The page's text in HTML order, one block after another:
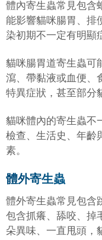
體內寄生蟲常見包含
能影響貓咪腸胃、排
染初期不一定有明顯
貓咪腸胃道寄生蟲可
瀉、帶黏液或血便、
特異症狀，甚至部分
貓咪體內的寄生蟲不
檢查、生活史、年齡
素。
體外寄生蟲
體外寄生蟲常見包含
包含抓癢、舔咬、掉
朵異味、一直甩頭，